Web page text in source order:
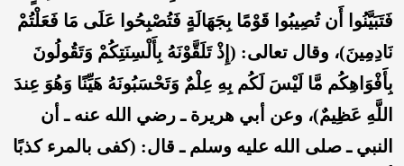
فَتَبَيَّنُوا أَن تُصِيبُوا قَوْمًا بِجَهَالَةٍ فَتُصْبِحُوا عَلَى مَا فَعَلْتُمْ
نَادِمِينَ)، وقال تعالى: (إِذْ تَلَقَّوْنَهُ بِأَلْسِنَتِكُمْ وَتَقُولُونَ
بِأَفْوَاهِكُم مَّا لَيْسَ لَكُم بِهِ عِلْمٌ وَتَحْسَبُونَهُ هَيِّنًا وَهُوَ عِندَ
اللَّهِ عَظِيمٌ)، وعن أبي هريرة ـ رضي الله عنه ـ أن
النبي ـ صلى الله عليه وسلم ـ قال: (كفى بالمرء كذبًا